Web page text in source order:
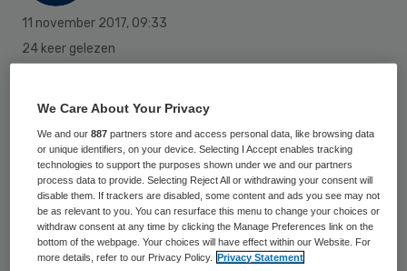
11 november 2017, 09:33
24 keer gelezen
Huisartsen in achterstandsgebieden geven
aan dat ze structureel overbelast zijn.
Nieuwe collega’s zijn nauwelijks te vinden.
Volgens InEen, de belangenvereniging voor
eerstelijnszorg, staat de zorg aan de
bewoners van deze wijken onder druk.
We Care About Your Privacy
We and our887 partners store and access personal data, like browsing data
or unique identifiers, on your device. Selecting I Accept enables tracking
technologies to support the purposes shown under we and our partners
process data to provide. Selecting Reject All or withdrawing your consent will
disable them. If trackers are disabled, some content and ads you see may not
be as relevant to you. You can resurface this menu to change your choices or
withdraw consent at any time by clicking the Manage Preferences link on the
bottom of the webpage. Your choices will have effect within our Website. For
more details, refer to our Privacy Policy.
Privacy Statement